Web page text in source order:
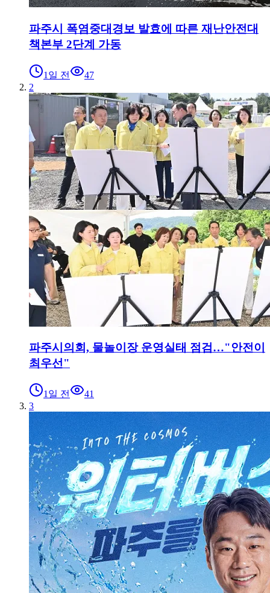
파주시 폭염중대경보 발효에 따른 재난안전대
책본부 2단계 가동
1일 전
47
2
파주시의회, 물놀이장 운영실태 점검…"안전이
최우선"
1일 전
41
3